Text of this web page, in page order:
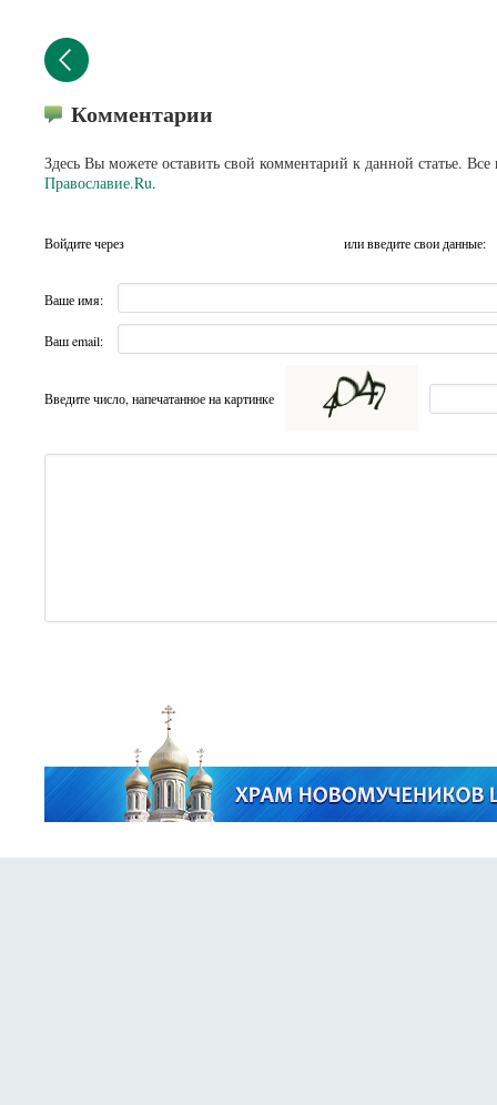
Комментарии
Здесь Вы можете оставить свой комментарий к данной статье.
Православие.Ru.
Войдите через или введите свои данные:
Ваше имя:
Ваш email:
Введите число, напечатанное на картинке